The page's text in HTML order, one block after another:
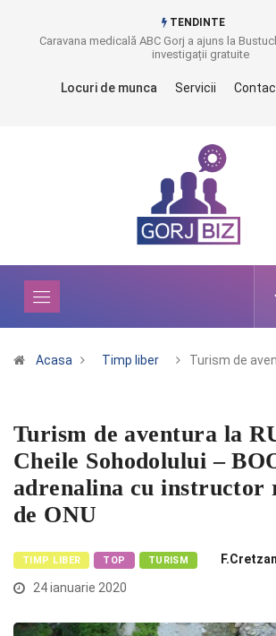
TENDINTE
Caravana medicală ABC Gorj a ajuns la
investigații gratuite
Locuri de munca Servicii
Acasa Timp liber Turism de
Turism de aventura la
Cheile Sohodolului –
adrenalina cu instructor
de ONU
TIMP LIBER TOP TURISM
F.Cretzan
24 ianuarie 2020